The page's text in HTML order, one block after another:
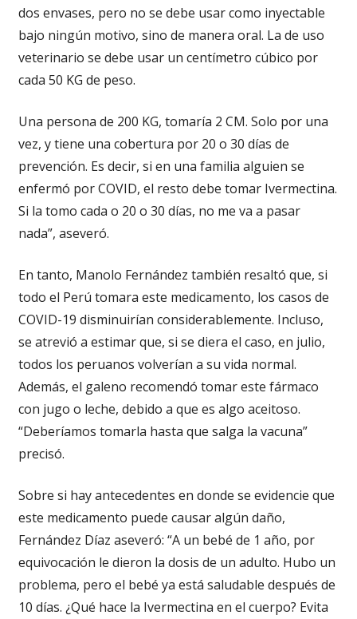
dos envases, pero no se debe usar como inyectable
bajo ningún motivo, sino de manera oral. La de uso
veterinario se debe usar un centímetro cúbico por
cada 50 KG de peso.
Una persona de 200 KG, tomaría 2 CM. Solo por una
vez, y tiene una cobertura por 20 o 30 días de
prevención. Es decir, si en una familia alguien se
enfermó por COVID, el resto debe tomar Ivermectina.
Si la tomo cada o 20 o 30 días, no me va a pasar
nada”, aseveró.
En tanto, Manolo Fernández también resaltó que, si
todo el Perú tomara este medicamento, los casos de
COVID-19 disminuirían considerablemente. Incluso,
se atrevió a estimar que, si se diera el caso, en julio,
todos los peruanos volverían a su vida normal.
Además, el galeno recomendó tomar este fármaco
con jugo o leche, debido a que es algo aceitoso.
“Deberíamos tomarla hasta que salga la vacuna”
precisó.
Sobre si hay antecedentes en donde se evidencie que
este medicamento puede causar algún daño,
Fernández Díaz aseveró: “A un bebé de 1 año, por
equivocación le dieron la dosis de un adulto. Hubo un
problema, pero el bebé ya está saludable después de
10 días. ¿Qué hace la Ivermectina en el cuerpo? Evita